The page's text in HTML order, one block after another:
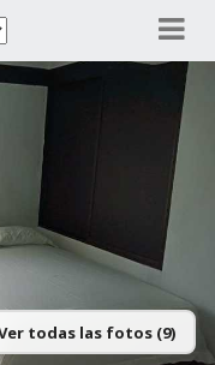
todas las fotos (9)